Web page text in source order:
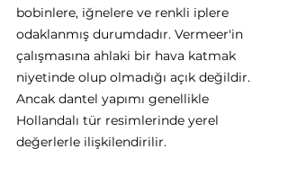
bobinlere, iğnelere ve renkli iplere
odaklanmış durumdadır. Vermeer'in
çalışmasına ahlaki bir hava katmak
niyetinde olup olmadığı açık değildir.
Ancak dantel yapımı genellikle
Hollandalı tür resimlerinde yerel
değerlerle ilişkilendirilir.